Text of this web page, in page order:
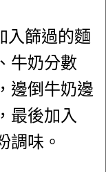
入篩過的麵
牛奶分數
邊倒牛奶邊
最後加入
調味。